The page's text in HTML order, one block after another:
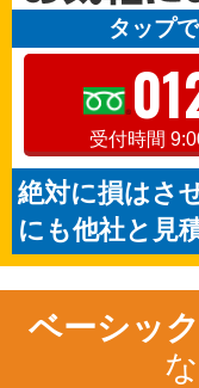
タップ
受付時間
絶対に損はさ
にも他社と見
ベーシッ